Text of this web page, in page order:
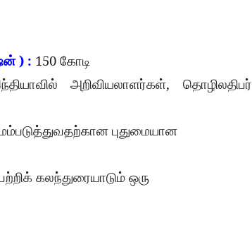
) : 150 கோடி
அறிவியலாளர்கள்,தொழிலதிபர்
புதுமையான
கலந்துரையாடும் ஒரு